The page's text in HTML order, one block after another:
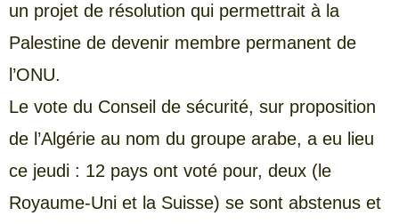
un projet de résolution qui permettrait à la
Palestine de devenir membre permanent de
l’ONU.
Le vote du Conseil de sécurité, sur proposition
de l’Algérie au nom du groupe arabe, a eu lieu
ce jeudi : 12 pays ont voté pour, deux (le
Royaume-Uni et la Suisse) se sont abstenus et